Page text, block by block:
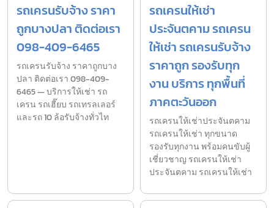
รถเครนรับจ้าง ราคา
ถูกบางปลา ติดต่อเรา
098-409-6465
รถเครนรับจ้าง ราคาถูกบาง
ปลา ติดต่อเรา 098-409-
6465 — บริการให้เช่า รถ
เครน รถเฮี๊ยบ รถเทรลเลอร์
และรถ 10 ล้อรับจ้างทั่วไท
รถเครนให้เช่า
ประจันตคาม รถเครน
ให้เช่า รถเครนรับจ้าง
ราคาถูก รองรับทุก
งาน บริการ ทุกพื้นที่
ภาคตะวันออก
รถเครนให้เช่าประจันตคาม
รถเครนให้เช่า ทุกขนาด
รองรับทุกงาน พร้อมคนขับผู้
เชี่ยวชาญ รถเครนให้เช่า
ประจันตคาม รถเครนให้เช่า